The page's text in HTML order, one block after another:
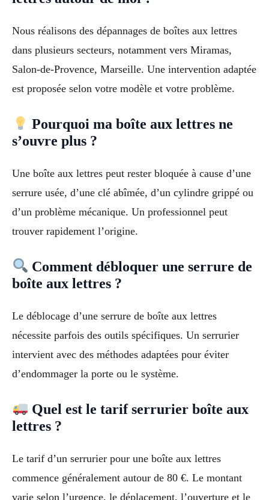
Nous réalisons des dépannages de boîtes aux lettres
dans plusieurs secteurs, notamment vers Miramas,
Salon-de-Provence, Marseille. Une intervention adaptée
est proposée selon votre modèle et votre problème.
Pourquoi ma boîte aux lettres ne
s’ouvre plus ?
Une boîte aux lettres peut rester bloquée à cause d’une
serrure usée, d’une clé abîmée, d’un cylindre grippé ou
d’un problème mécanique. Un professionnel peut
trouver rapidement l’origine.
Comment débloquer une serrure de
boîte aux lettres ?
Le déblocage d’une serrure de boîte aux lettres
nécessite parfois des outils spécifiques. Un serrurier
intervient avec des méthodes adaptées pour éviter
d’endommager la porte ou le système.
Quel est le tarif serrurier boîte aux
lettres ?
Le tarif d’un serrurier pour une boîte aux lettres
commence généralement autour de 80 €. Le montant
varie selon l’urgence, le déplacement, l’ouverture et le